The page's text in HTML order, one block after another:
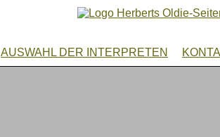
AUSWAHL DER INTERPRETEN